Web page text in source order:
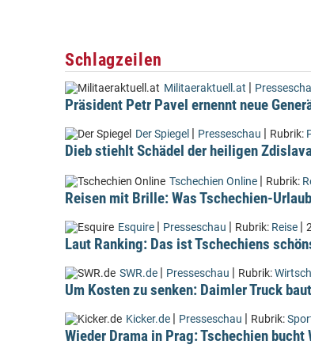
Schlagzeilen
Militaeraktuell.at |
Präsident Petr Pavel ernennt neue
Der Spiegel | Presseschau | Rubrik:
Dieb stiehlt Schädel der heiligen
Tschechien Online | Rubrik:
Reisen mit Brille: Was Tschechien-
Esquire | Presseschau | Rubrik: Reise |
Laut Ranking: Das ist Tschechiens
SWR.de | Presseschau | Rubrik:
Um Kosten zu senken: Daimler Truck
Kicker.de | Presseschau | Rubrik:
Wieder Drama in Prag: Tschechien